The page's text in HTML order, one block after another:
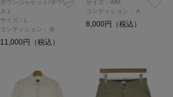
ダウンジャケット/ダウンベ
スト
サイズ：L
コンディション：
B
11,000円（税込）
サイズ：WM
コンディション： A
8,000円（税込）